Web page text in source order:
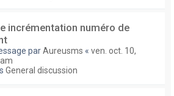
incrémentation numéro de
parAureusms « ven. oct. 10,
General discussion